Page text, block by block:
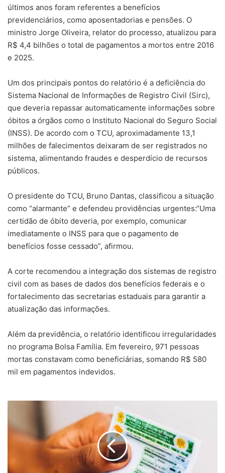
últimos anos foram referentes a benefícios
previdenciários, como aposentadorias e pensões. O
ministro Jorge Oliveira, relator do processo, atualizou para
R$ 4,4 bilhões o total de pagamentos a mortos entre 2016
e 2025.
Um dos principais pontos do relatório é a deficiência do
Sistema Nacional de Informações de Registro Civil (Sirc),
que deveria repassar automaticamente informações sobre
óbitos a órgãos como o Instituto Nacional do Seguro Social
(INSS). De acordo com o TCU, aproximadamente 13,1
milhões de falecimentos deixaram de ser registrados no
sistema, alimentando fraudes e desperdício de recursos
públicos.
O presidente do TCU, Bruno Dantas, classificou a situação
como “alarmante” e defendeu providências urgentes:“Uma
certidão de óbito deveria, por exemplo, comunicar
imediatamente o INSS para que o pagamento de
benefícios fosse cessado”, afirmou.
A corte recomendou a integração dos sistemas de registro
civil com as bases de dados dos benefícios federais e o
fortalecimento das secretarias estaduais para garantir a
atualização das informações.
Além da previdência, o relatório identificou irregularidades
no programa Bolsa Família. Em fevereiro, 971 pessoas
mortas constavam como beneficiárias, somando R$ 580
mil em pagamentos indevidos.
Bahia
divulga
selecionados